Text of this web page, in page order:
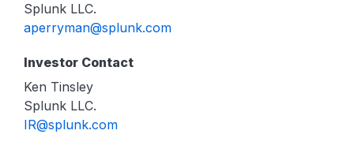
Splunk LLC.
aperryman@splunk.com
Investor Contact
Ken Tinsley
Splunk LLC.
IR@splunk.com